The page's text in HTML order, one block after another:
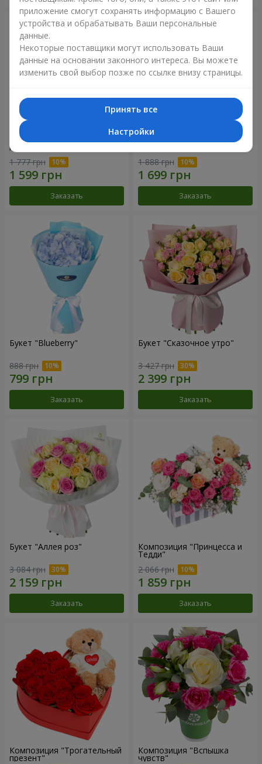
Композиция "Нежное
прикосновение"
1 777 грн
Заказать
Букет "Розовый вкус
1 888 грн
Заказать
Букет "Blueberry"
888 грн
Заказать
Букет "Сказочное утро"
3 427 грн
Заказать
Букет "Аллея роз"
3 084 грн
Заказать
Композиция "Принцесса и
Тедди"
2 066 грн
Заказать
Композиция "Трогательный
презент"
Композиция "Вспышка
чувств"
приложение смогут сохранять информацию с Вашего
устройства и обрабатывать Ваши персональные
данные.
Некоторые поставщики могут использовать Ваши
данные на основании законного интереса. Вы можете
изменить свой выбор позже по ссылке внизу страницы.
Принять все
Настройки